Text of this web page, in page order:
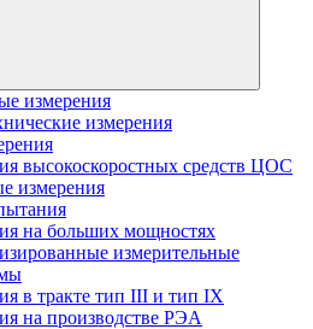
измерения
измерения
высокоскоростных средств ЦОС
измерения
на больших мощностях
измерительные
в тракте тип III и тип IX
на производстве РЭА